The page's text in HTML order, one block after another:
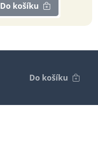
Do košíku
Do košíku